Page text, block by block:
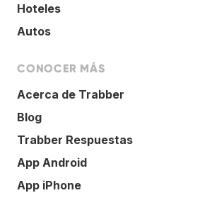
Hoteles
Autos
CONOCER MÁS
Acerca de Trabber
Blog
Trabber Respuestas
App Android
App iPhone